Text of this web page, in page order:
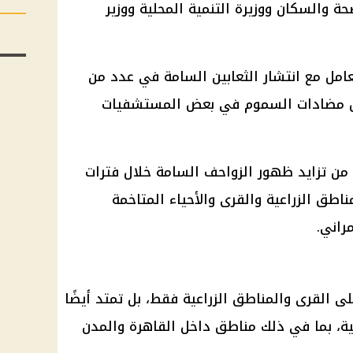
والسكان ووزيرة التنمية المحلية ووزير
مع انتشار الثعابين السامة في عدد من
مضادات السموم في بعض المستشفيات
تزايد ظهور الزواحف السامة خلال فترات
الزراعية والقرى والأحياء المتاخمة
القرى والمناطق الزراعية فقط، بل تمتد أيضًا
بما في ذلك مناطق داخل القاهرة والمدن